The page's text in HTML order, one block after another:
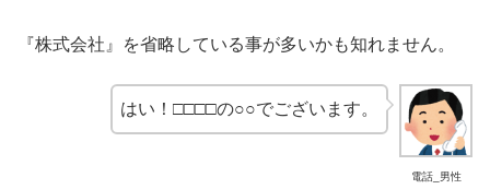
『株式会社』を省略している事が多いかも知れません。
電話_男性
はい！□□□□の○○でございます。